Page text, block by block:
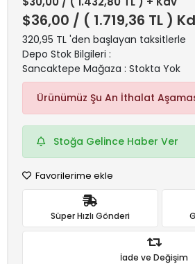
$36,00 / ( 1.719,36 TL )
320,95 TL 'den başlayan taksitlerle
Depo Stok Bilgileri :
Sancaktepe Mağaza : Stokta Yok
Ürünümüz Şu An İthalat
Stoğa Gelince Haber Ver
Favorilerime ekle
Süper Hızlı Gönderi
İade ve Değişim